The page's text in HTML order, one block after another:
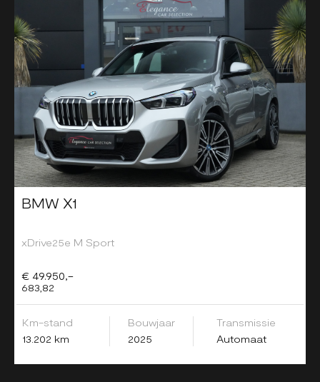
BMW X1
xDrive25e M Sport
€ 49.950,-
683,82
Km-stand
13.202 km
Bouwjaar
2025
Transmissie
Automaat